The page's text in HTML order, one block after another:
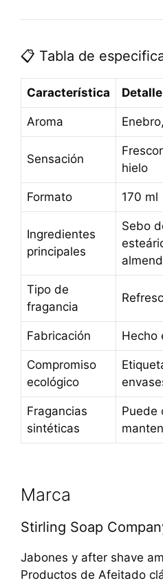
📋 Tabla de
Característica Detalle
Aroma
Sensación
hielo
Formato 170 ml
Ingredientes
principales
Sebo
Tipo de
fragancia
Fabricación Hecho
Compromiso
ecológico
Fragancias
sintéticas
Puede
Marca
Stirling Soap
Jabones y after shave
Productos de Afeitado